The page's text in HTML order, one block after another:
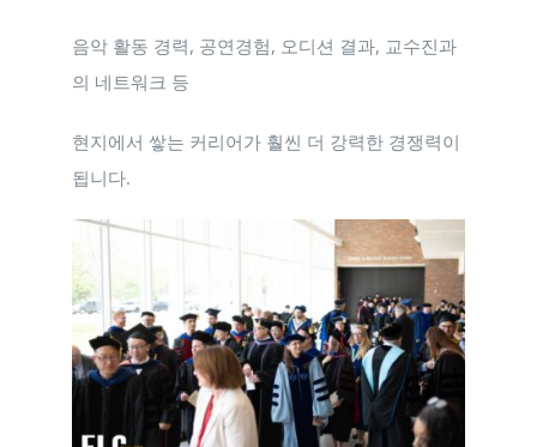
음악 활동 경력, 공연경험, 오디션 결과, 교수진과
의 네트워크 등
현지에서 쌓는 커리어가 훨씬 더 강력한 경쟁력이
됩니다.